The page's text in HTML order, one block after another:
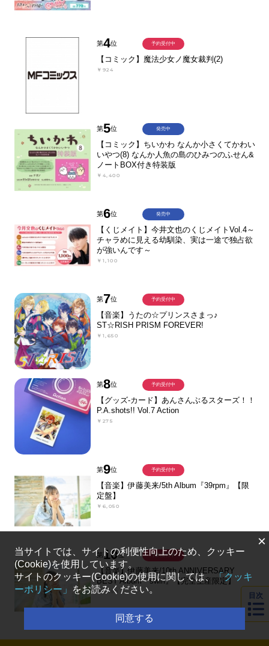
第4位
【コミック】魔法少女ノ魔女裁判(2)
￥924
予約受付中
第5位
【コミック】ちいかわ なんか小さくてかわい
いやつ(8) なんか人魚の島のひみつのふせん&
ノートBOX付き特装版
￥4,400
発売中
第6位
【くじメイト】今井文也のくじメイトVol.4～
チャラめに見える幼馴染、実は一途で独占欲
が強いんです～
￥1,100
発売中
第7位
【音楽】うたの☆プリンスさまっ♪
ST☆RISH PRISM FOREVER!
￥1,650
予約受付中
第8位
【グッズ-カード】あんさんぶるスターズ！！
P.A.shots!! Vol.7 Action
￥275
予約受付中
第9位
【音楽】伊藤美来/5th Album『39rpm』【限
定盤】
￥6,050
予約受付中
第10位
【音楽】伊藤美来/10th ANNIVERSARY
BEST Album『swirl』【完全生産限定】
￥7,150
予約受付中
目次
×
当サイトでは、サイトの利便性向上のため、クッキー
(Cookie)を使用しています。
サイトのクッキー(Cookie)の使用に関しては、「クッキ
ーポリシー」
をお読みください。
同意する